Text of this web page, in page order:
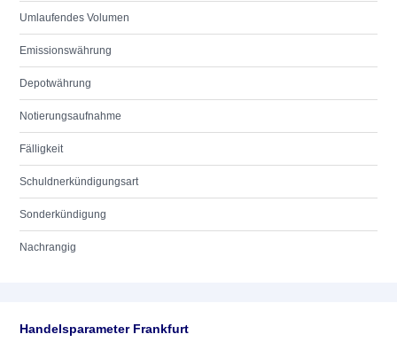
Umlaufendes Volumen
Emissionswährung
Depotwährung
Notierungsaufnahme
Fälligkeit
Schuldnerkündigungsart
Sonderkündigung
Nachrangig
Handelsparameter Frankfurt